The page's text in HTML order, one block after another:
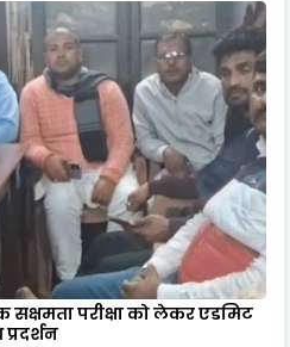
परीक्षा को लेकर एडमिट